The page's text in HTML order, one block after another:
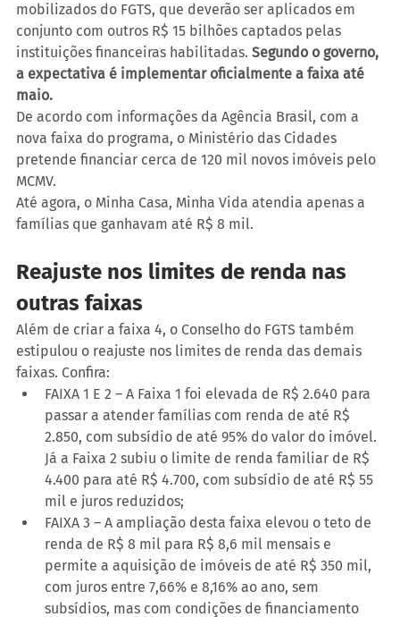
mobilizados do FGTS, que deverão ser aplicados em
conjunto com outros R$ 15 bilhões captados pelas
instituições financeiras habilitadas. Segundo o governo,
a expectativa é implementar oficialmente a faixa até
maio.
De acordo com informações da Agência Brasil, com a
nova faixa do programa, o Ministério das Cidades
pretende financiar cerca de 120 mil novos imóveis pelo
MCMV.
Até agora, o Minha Casa, Minha Vida atendia apenas a
famílias que ganhavam até R$ 8 mil.
Reajuste nos limites de renda nas
outras faixas
Além de criar a faixa 4, o Conselho do FGTS também
estipulou o reajuste nos limites de renda das demais
faixas. Confira:
FAIXA 1 E 2 – A Faixa 1 foi elevada de R$ 2.640 para
passar a atender famílias com renda de até R$
2.850, com subsídio de até 95% do valor do imóvel.
Já a Faixa 2 subiu o limite de renda familiar de R$
4.400 para até R$ 4.700, com subsídio de até R$ 55
mil e juros reduzidos;
FAIXA 3 – A ampliação desta faixa elevou o teto de
renda de R$ 8 mil para R$ 8,6 mil mensais e
permite a aquisição de imóveis de até R$ 350 mil,
com juros entre 7,66% e 8,16% ao ano, sem
subsídios, mas com condições de financiamento